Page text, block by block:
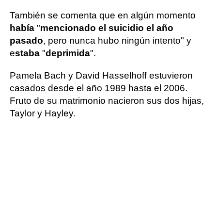
También se comenta que en algún momento
había "mencionado el suicidio el año
pasado, pero nunca hubo ningún intento" y
estaba "deprimida".
Pamela Bach y David Hasselhoff estuvieron
casados desde el año 1989 hasta el 2006.
Fruto de su matrimonio nacieron sus dos hijas,
Taylor y Hayley.